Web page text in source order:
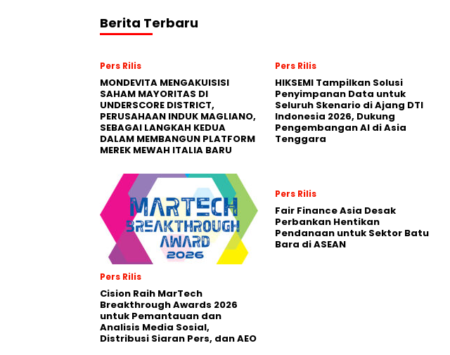
Berita Terbaru
Pers Rilis
MONDEVITA MENGAKUISISI
SAHAM MAYORITAS DI
UNDERSCORE DISTRICT,
PERUSAHAAN INDUK MAGLIANO,
SEBAGAI LANGKAH KEDUA
DALAM MEMBANGUN PLATFORM
MEREK MEWAH ITALIA BARU
Pers Rilis
HIKSEMI Tampilkan Solusi
Penyimpanan Data untuk
Seluruh Skenario di Ajang DTI
Indonesia 2026, Dukung
Pengembangan AI di Asia
Tenggara
Pers Rilis
Cision Raih MarTech
Breakthrough Awards 2026
untuk Pemantauan dan
Analisis Media Sosial,
Distribusi Siaran Pers, dan AEO
Pers Rilis
Fair Finance Asia Desak
Perbankan Hentikan
Pendanaan untuk Sektor Batu
Bara di ASEAN